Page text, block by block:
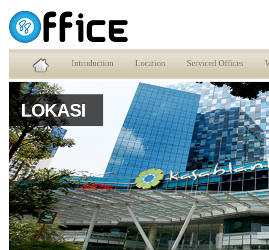
Service Office dan Virtual Office Jakarta Selatan
Introduction Location Serviced Offices
LOKASI